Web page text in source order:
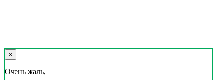
×
Очень жаль,